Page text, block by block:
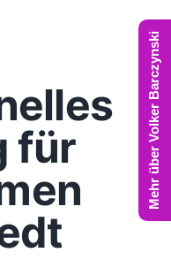
für
Mehr über Volker Barczynski